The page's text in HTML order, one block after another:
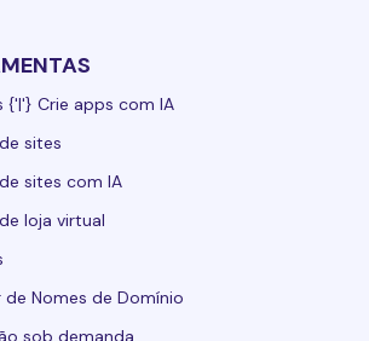
{'|'} Crie apps com IA
sites
sites com IA
loja virtual
de Nomes de Domínio
sob demanda